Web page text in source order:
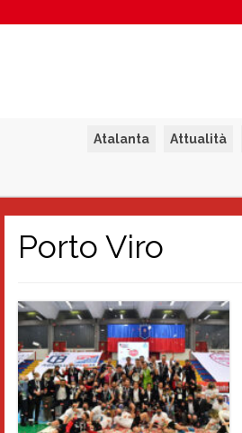
Atalanta Attualità
Porto Viro